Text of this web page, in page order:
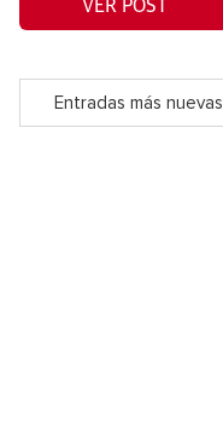
VER POST
Entradas más nuevas